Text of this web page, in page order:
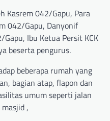
Kasrem 042/Gapu, Para
042/Gapu, Danyonif
Ibu Ketua Persit KCK
beserta pengurus.
beberapa rumah yang
bagian atap, flapon dan
umum seperti jalan
,